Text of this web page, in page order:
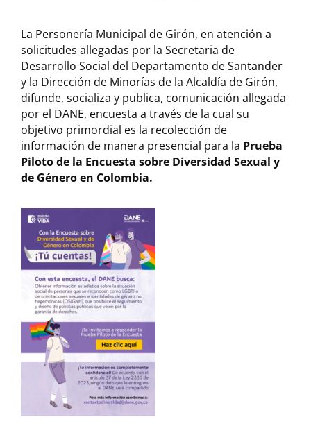
La Personería Municipal de Girón, en atención a
solicitudes allegadas por la Secretaria de
Desarrollo Social del Departamento de Santander
y la Dirección de Minorías de la Alcaldía de Girón,
difunde, socializa y publica, comunicación allegada
por el DANE, encuesta a través de la cual su
objetivo primordial es la recolección de
información de manera presencial para la Prueba
Piloto de la Encuesta sobre Diversidad Sexual y
de Género en Colombia.